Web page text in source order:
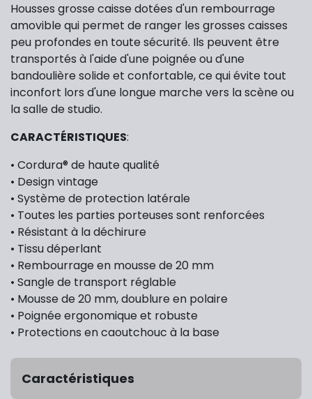
Housses grosse caisse dotées d'un rembourrage
amovible qui permet de ranger les grosses caisses
peu profondes en toute sécurité. Ils peuvent être
transportés à l'aide d'une poignée ou d'une
bandoulière solide et confortable, ce qui évite tout
inconfort lors d'une longue marche vers la scène ou
la salle de studio.
CARACTÉRISTIQUES:
• Cordura® de haute qualité
• Design vintage
• Système de protection latérale
• Toutes les parties porteuses sont renforcées
• Résistant à la déchirure
• Tissu déperlant
• Rembourrage en mousse de 20 mm
• Sangle de transport réglable
• Mousse de 20 mm, doublure en polaire
• Poignée ergonomique et robuste
• Protections en caoutchouc à la base
Caractéristiques